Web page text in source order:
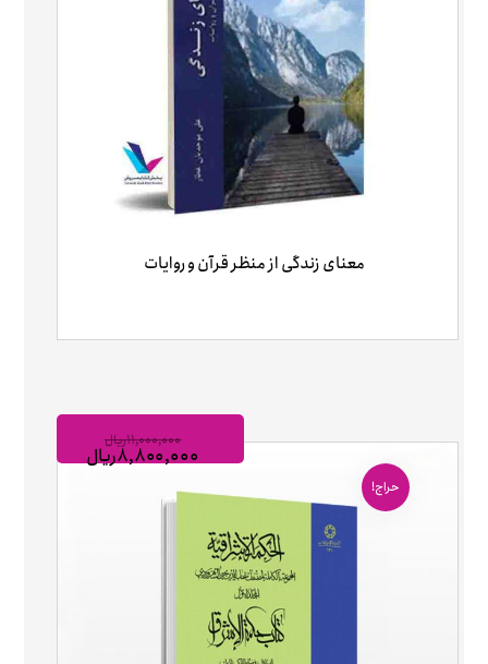
معنای زندگی از منظر قرآن و روایات
۱۱,۰۰۰,۰۰۰ریال
۸,۸۰۰,۰۰۰ریال
حراج!